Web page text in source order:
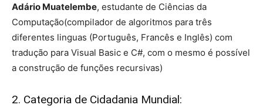
Adário Muatelembe, estudante de Ciências da
Computação(compilador de algoritmos para três
diferentes linguas (Português, Francês e Inglês) com
tradução para Visual Basic e C#, com o mesmo é possível
a construção de funções recursivas)
2. Categoria de Cidadania Mundial: